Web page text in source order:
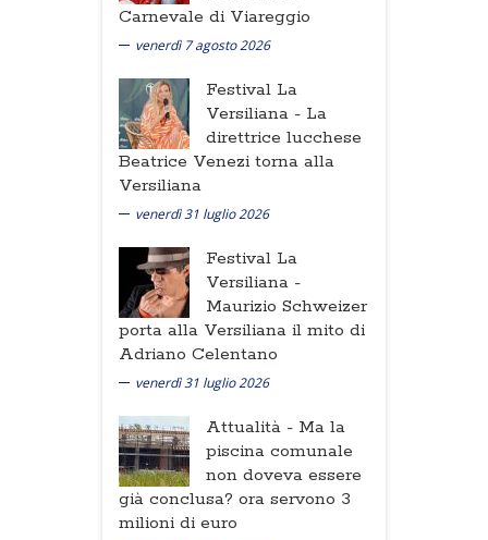
Carnevale di Viareggio
venerdì 7 agosto 2026
Festival La
Versiliana - La
direttrice lucchese
Beatrice Venezi torna alla
Versiliana
venerdì 31 luglio 2026
Festival La
Versiliana -
Maurizio Schweizer
porta alla Versiliana il mito di
Adriano Celentano
venerdì 31 luglio 2026
Attualità - Ma la
piscina comunale
non doveva essere
già conclusa? ora servono 3
milioni di euro